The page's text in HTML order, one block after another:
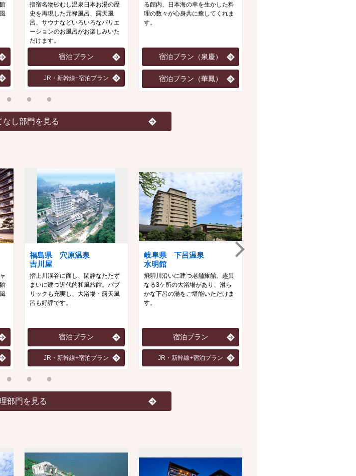
指宿名物砂むし温泉日本お湯の歴
史を再現した元禄風呂、露天風
呂、サウナなどいろいろなバリエ
ーションのお風呂がお楽しみいた
だけます。
宿泊プラン
JR・新幹線+宿泊プラン
る館内、日本海の幸を生かした料
理の数々が心身共に癒してくれま
す。
宿泊プラン（泉慶）
宿泊プラン（華鳳）
なし部門を見る
福島県 穴原温泉
吉川屋
摺上川渓谷に面し、閑静なたたず
まいに建つ近代的和風旅館。パブ
リックも充実し、大浴場・露天風
呂も好評です。
宿泊プラン
JR・新幹線+宿泊プラン
岐阜県 下呂温泉
水明館
飛騨川沿いに建つ老舗旅館。趣異
なる3ケ所の大浴場があり、滑ら
かな下呂の湯をご堪能いただけま
す。
宿泊プラン
JR・新幹線+宿泊プラン
部門を見る